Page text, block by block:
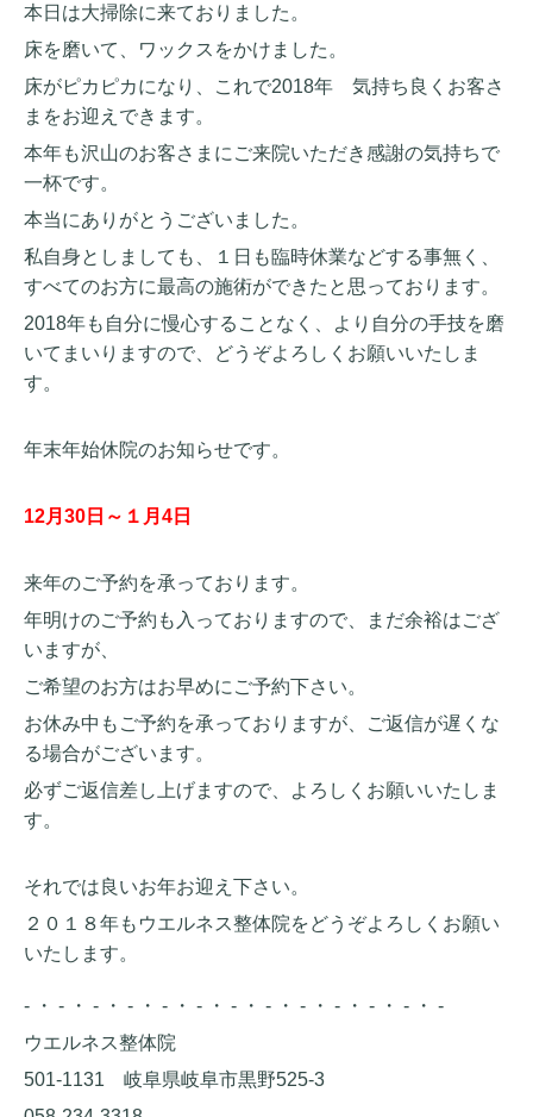
本日は大掃除に来ておりました。
床を磨いて、ワックスをかけました。
床がピカピカになり、これで2018年 気持ち良くお客さ
まをお迎えできます。
本年も沢山のお客さまにご来院いただき感謝の気持ちで
一杯です。
本当にありがとうございました。
私自身としましても、１日も臨時休業などする事無く、
すべてのお方に最高の施術ができたと思っております。
2018年も自分に慢心することなく、より自分の手技を磨
いてまいりますので、どうぞよろしくお願いいたしま
す。
年末年始休院のお知らせです。
12月30日～１月4日
来年のご予約を承っております。
年明けのご予約も入っておりますので、まだ余裕はござ
いますが、
ご希望のお方はお早めにご予約下さい。
お休み中もご予約を承っておりますが、ご返信が遅くな
る場合がございます。
必ずご返信差し上げますので、よろしくお願いいたしま
す。
それでは良いお年お迎え下さい。
２０１８年もウエルネス整体院をどうぞよろしくお願い
いたします。
- ・ - ・ - ・ - ・ - ・ - ・ - ・ - ・ - ・ - ・ - ・ - ・ -
ウエルネス整体院
501-1131 岐阜県岐阜市黒野525-3